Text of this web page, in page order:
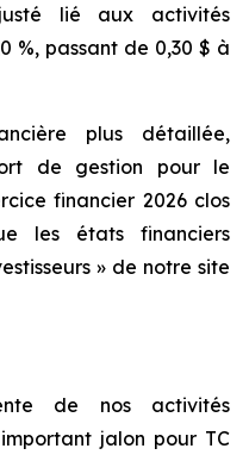
lié aux activités
%, passant de 0,30 $ à
plus détaillée,
de gestion pour le
financier 2026 clos
les états financiers
» de notre site
de nos activités
jalon pour TC